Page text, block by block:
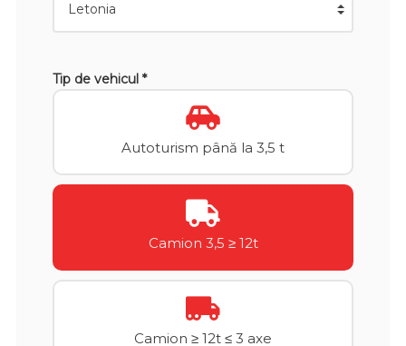
Tip de vehicul *
Autoturism până la 3,5 t
Camion 3,5 ≥ 12t
Camion ≥ 12t ≤ 3 axe